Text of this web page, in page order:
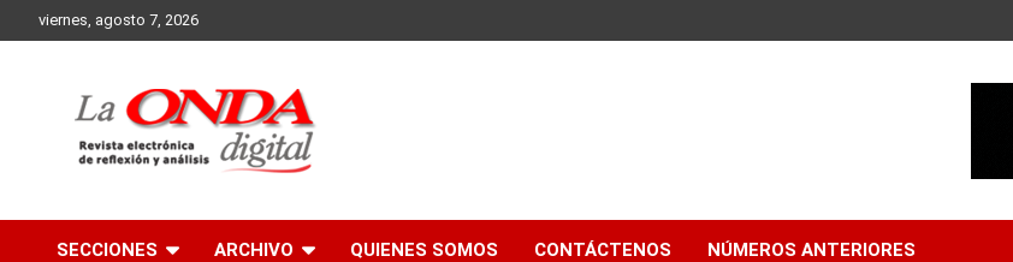
to
viernes, agosto 7, 2026
SECCIONES ARCHIVO QUIENES SOMOS CONTÁCTENOS NÚMEROS ANTERIORES